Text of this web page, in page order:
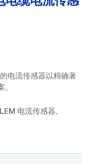
电流传感器以精确著
电流传感器。